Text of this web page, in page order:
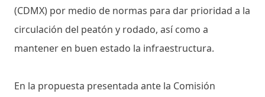
(CDMX) por medio de normas para dar prioridad a la
circulación del peatón y rodado, así como a
mantener en buen estado la infraestructura.
En la propuesta presentada ante la Comisión